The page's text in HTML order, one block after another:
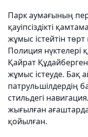
Парк аумағының
қауіпсіздікті
жұмыс істейтін
Полиция нүктелері
Қайрат
жұмыс істеуде. Бақ
патрульшілдердің
стильдегі
жығылған
қойылған.